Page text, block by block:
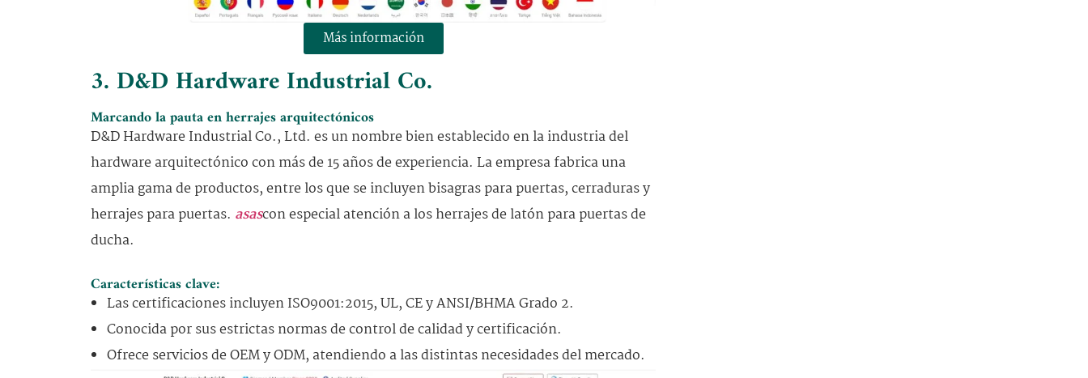
Más información
3. D&D Hardware Industrial Co.
Marcando la pauta en herrajes arquitectónicos
D&D Hardware Industrial Co., Ltd. es un nombre bien establecido en la industria del
hardware arquitectónico con más de 15 años de experiencia. La empresa fabrica una
amplia gama de productos, entre los que se incluyen bisagras para puertas, cerraduras y
herrajes para puertas. asascon especial atención a los herrajes de latón para puertas de
ducha.
Características clave:
Las certificaciones incluyen ISO9001:2015, UL, CE y ANSI/BHMA Grado 2.
Conocida por sus estrictas normas de control de calidad y certificación.
Ofrece servicios de OEM y ODM, atendiendo a las distintas necesidades del mercado.